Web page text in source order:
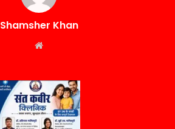
Shamsher Khan